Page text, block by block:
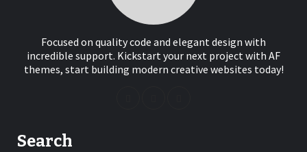
Focused on quality code and elegant design with
incredible support. Kickstart your next project with AF
themes, start building modern creative websites today!
Search